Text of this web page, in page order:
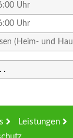
Uhr
Uhr
(Heim- und
.
Leistungen